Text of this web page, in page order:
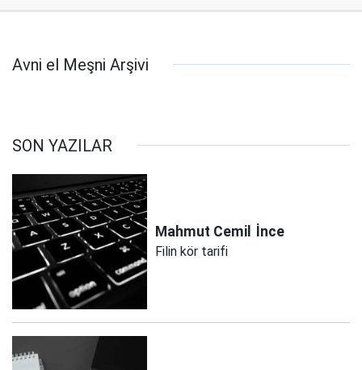
Avni el Meşni Arşivi
SON YAZILAR
Mahmut Cemil İnce
Filin kör tarifi